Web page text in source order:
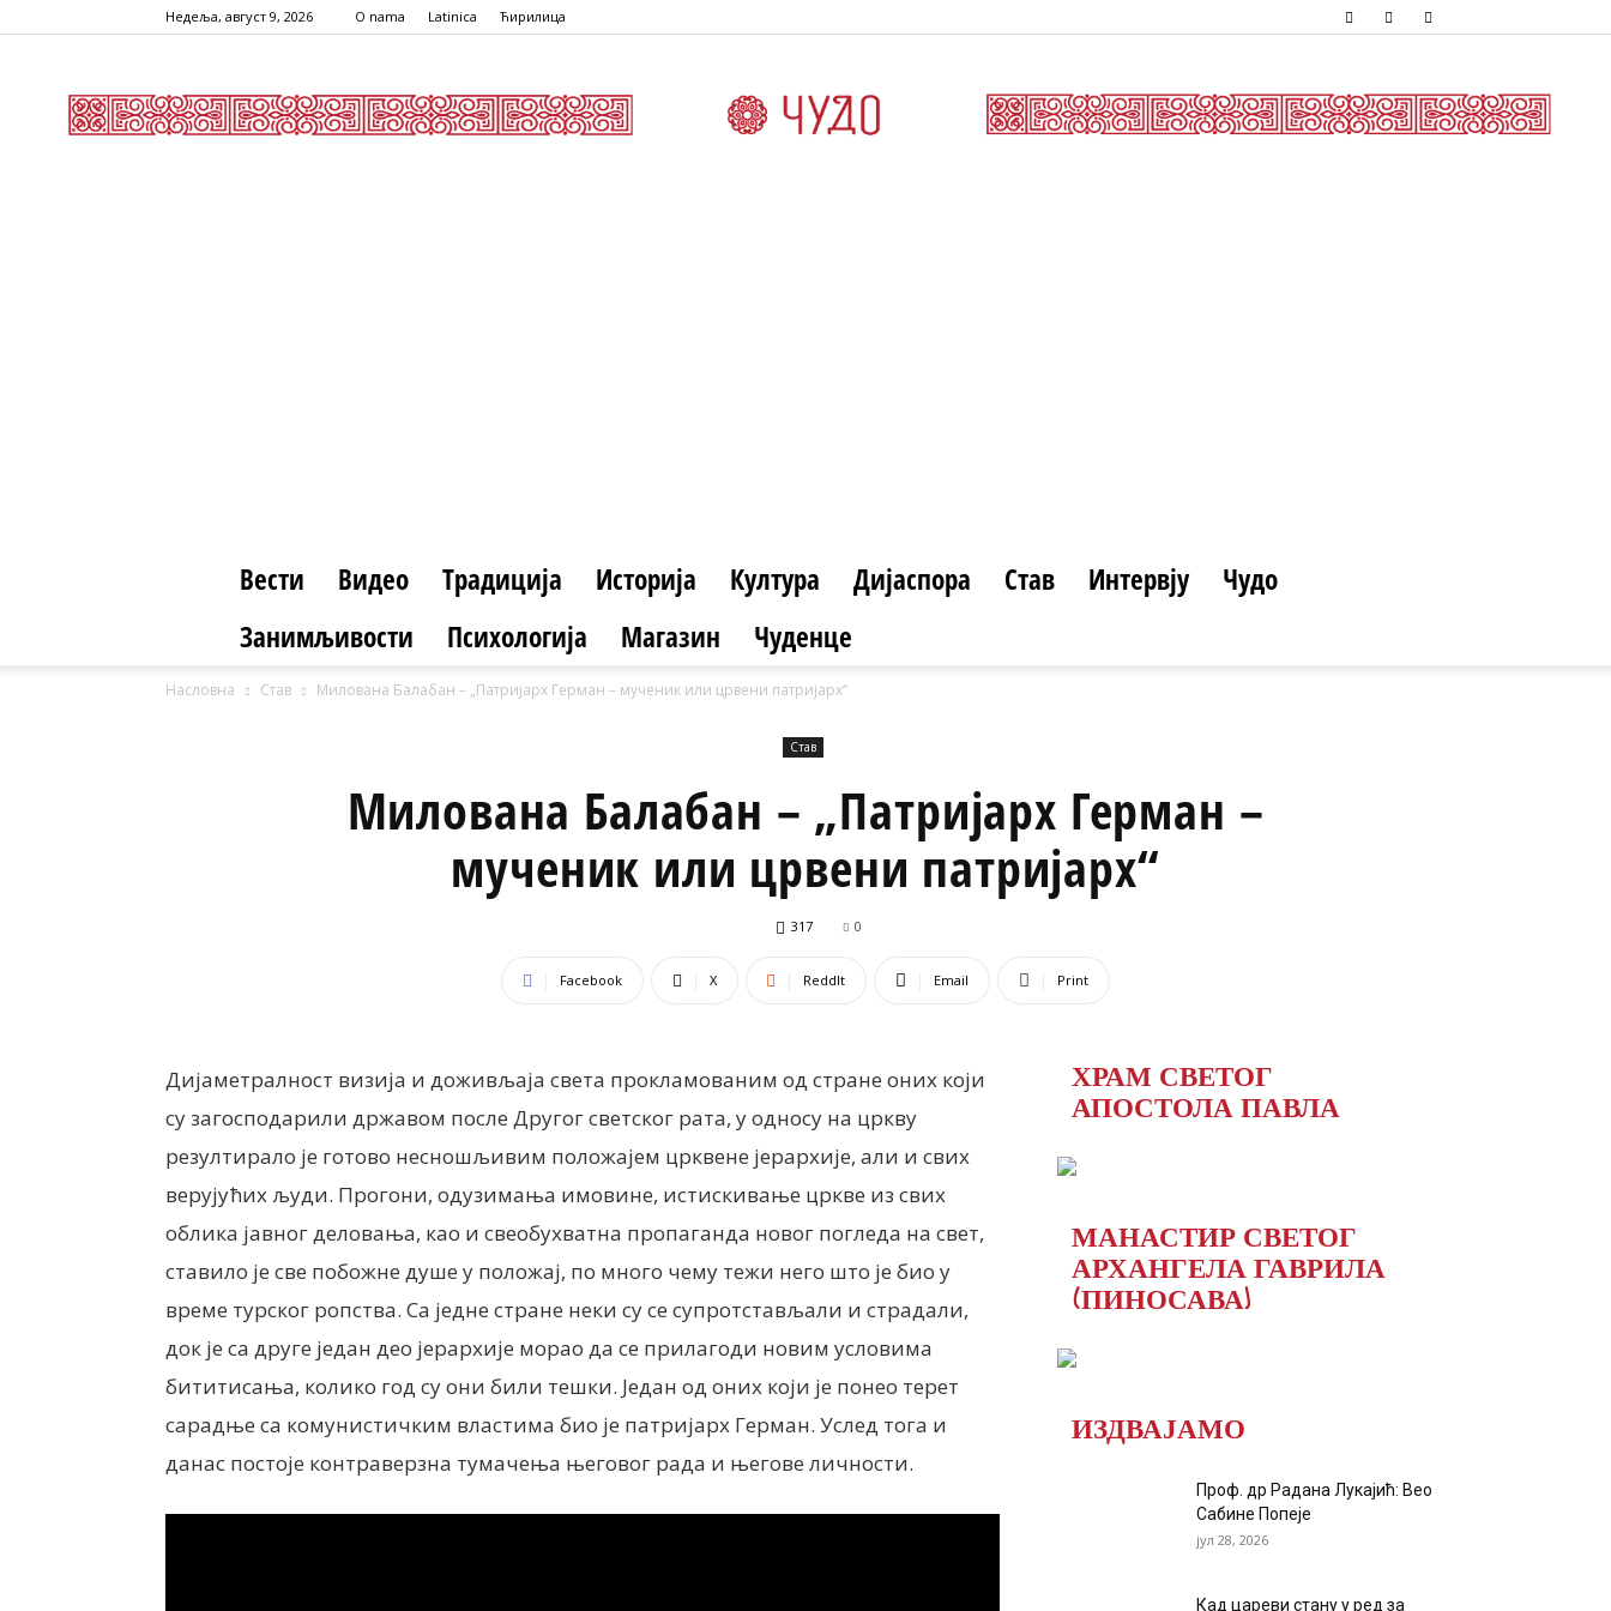
Недеља, август 9, 2026 O nama Latinica Ћирилица
Вести Видео Традиција Историја Култура Дијаспора Став Интервју
Чудо
Занимљивости
Психологија Магазин Чуденце
Насловна Став Милована Балабан – „Патријарх Герман – мученик или црвени патријарх“
Став
Милована Балабан – „Патријарх Герман –
мученик или црвени патријарх“
317 0
Facebook X ReddIt Email Print
Дијаметралност визија и доживљаја света прокламованим од стране оних који
су загосподарили државом после Другог светског рата, у односу на цркву
резултирало је готово несношљивим положајем црквене јерархије, али и свих
верујућих људи. Прогони, одузимања имовине, истискивање цркве из свих
облика јавног деловања, као и свеобухватна пропаганда новог погледа на свет,
ставило је све побожне душе у положај, по много чему тежи него што је био у
време турског ропства. Са једне стране неки су се супротстављали и страдали,
док је са друге један део јерархије морао да се прилагоди новим условима
бититисања, колико год су они били тешки. Један од оних који је понео терет
сарадње са комунистичким властима био је патријарх Герман. Услед тога и
данас постоје контраверзна тумачења његовог рада и његове личности.
ХРАМ СВЕТОГ
АПОСТОЛА ПАВЛА
МАНАСТИР СВЕТОГ
АРХАНГЕЛА ГАВРИЛА
(ПИНОСАВА)
ИЗДВАЈАМО
Проф. др Радана Лукајић: Вео
Сабине Попеје
јул 28, 2026
Кад цареви стану у ред за